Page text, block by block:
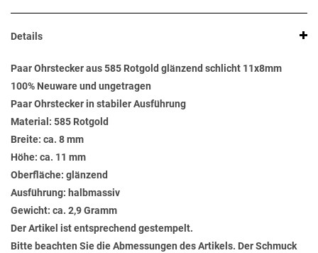
Details
Paar Ohrstecker aus 585 Rotgold glänzend schlicht 11x8mm
100% Neuware und ungetragen
Paar Ohrstecker in stabiler Ausführung
Material: 585 Rotgold
Breite: ca. 8 mm
Höhe: ca. 11 mm
Oberfläche: glänzend
Ausführung: halbmassiv
Gewicht: ca. 2,9 Gramm
Der Artikel ist entsprechend gestempelt.
Bitte beachten Sie die Abmessungen des Artikels. Der Schmuck